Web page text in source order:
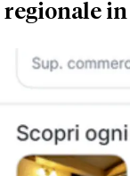
regionale